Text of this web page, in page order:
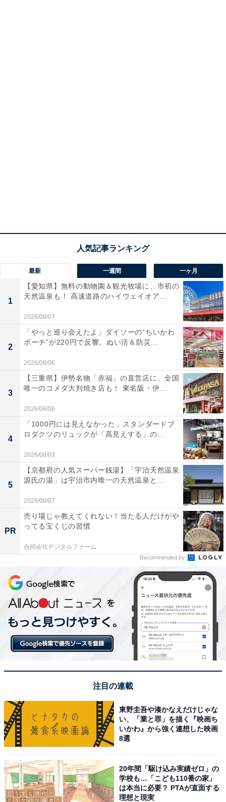
最新 一週間 一ヶ月
1
【愛知県】無料の動物園＆観光牧場に、市初の
天然温泉も！ 高速道路のハイウェイオア...
2026/08/07
2
「やっと巡り会えたよ」ダイソーの“ちいかわ
ポーチ”が220円で反響。ぬい活＆防災...
2026/08/06
3
【三重県】伊勢名物「赤福」の直営店に、全国
唯一のコメダ大判焼き店も！ 東名阪・伊...
2026/08/06
4
「1000円には見えなかった」スタンダードプ
ロダクツのリュックが「高見えする」の...
2026/08/03
5
【京都府の人気スーパー銭湯】「宇治天然温泉
源氏の湯」は宇治市内唯一の天然温泉と...
2026/08/07
PR
売り場じゃ教えてくれない！当たる人だけがや
ってる宝くじの習慣
合同会社デジタルファーム
Recommended by
注目の連載
東野圭吾や湊かなえだけじゃな
い、「業と罪」を描く『映画ち
いかわ』から強く連想した映画
8選
20年間「駆け込み実績ゼロ」の
学校も…「こども110番の家」
は本当に必要？ PTAが直面する
理想と現実